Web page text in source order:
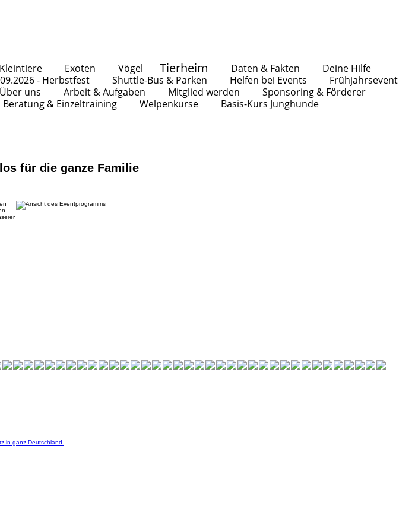
Kleintiere Exoten Vögel Tierheim Daten & Fakten
Deine Hilfe
- Herbstfest Shuttle-Bus & Parken Helfen bei Events
Frühjahrsevent
Über uns Arbeit & Aufgaben Mitglied werden
Sponsoring & Förderer
Beratung & Einzeltraining Welpenkurse
Basis-Kurs Junghunde
für die ganze Familie
in ganz Deutschland.